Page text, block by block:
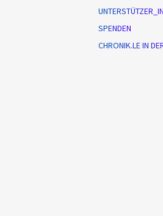
SPENDEN
CHRONIK.LE IN